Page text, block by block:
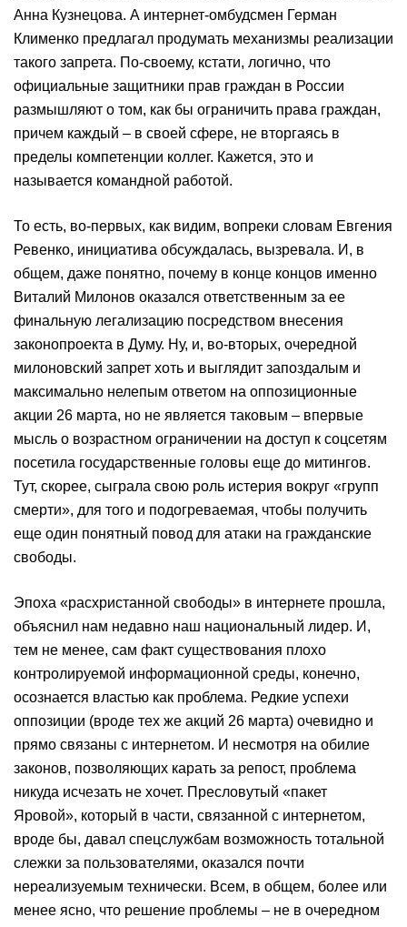
Анна Кузнецова. А интернет-омбудсмен Герман
Клименко предлагал продумать механизмы реализации
такого запрета. По-своему, кстати, логично, что
официальные защитники прав граждан в России
размышляют о том, как бы ограничить права граждан,
причем каждый – в своей сфере, не вторгаясь в
пределы компетенции коллег. Кажется, это и
называется командной работой.
То есть, во-первых, как видим, вопреки словам Евгения
Ревенко, инициатива обсуждалась, вызревала. И, в
общем, даже понятно, почему в конце концов именно
Виталий Милонов оказался ответственным за ее
финальную легализацию посредством внесения
законопроекта в Думу. Ну, и, во-вторых, очередной
милоновский запрет хоть и выглядит запоздалым и
максимально нелепым ответом на оппозиционные
акции 26 марта, но не является таковым – впервые
мысль о возрастном ограничении на доступ к соцсетям
посетила государственные головы еще до митингов.
Тут, скорее, сыграла свою роль истерия вокруг «групп
смерти», для того и подогреваемая, чтобы получить
еще один понятный повод для атаки на гражданские
свободы.
Эпоха «расхристанной свободы» в интернете прошла,
объяснил нам недавно наш национальный лидер. И,
тем не менее, сам факт существования плохо
контролируемой информационной среды, конечно,
осознается властью как проблема. Редкие успехи
оппозиции (вроде тех же акций 26 марта) очевидно и
прямо связаны с интернетом. И несмотря на обилие
законов, позволяющих карать за репост, проблема
никуда исчезать не хочет. Пресловутый «пакет
Яровой», который в части, связанной с интернетом,
вроде бы, давал спецслужбам возможность тотальной
слежки за пользователями, оказался почти
нереализуемым технически. Всем, в общем, более или
менее ясно, что решение проблемы – не в очередном